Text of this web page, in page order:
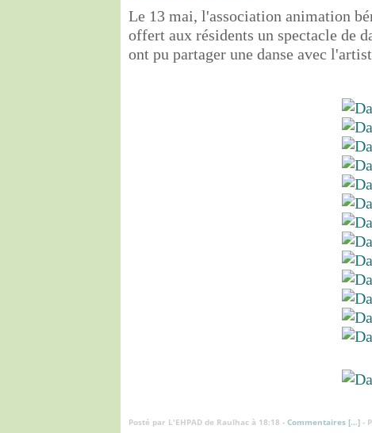
Le 13 mai, l'association animation
offert aux résidents un spectacle de
ont pu partager une danse avec
Posté par L'EHPAD de Raulhac à 18:18 - Commentaires […] -